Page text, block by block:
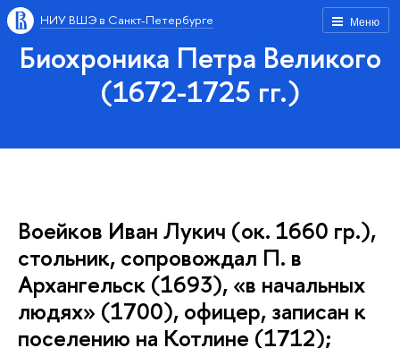
Меню
НИУ ВШЭ в Санкт-Петербурге
Биохроника Петра Великого
(1672-1725 гг.)
Воейков Иван Лукич (ок. 1660 гр.),
стольник, сопровождал П. в
Архангельск (1693), «в начальных
людях» (1700), офицер, записан к
поселению на Котлине (1712);